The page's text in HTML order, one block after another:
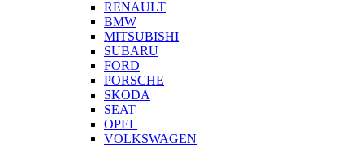
RENAULT
BMW
MITSUBISHI
SUBARU
FORD
PORSCHE
SKODA
SEAT
OPEL
VOLKSWAGEN